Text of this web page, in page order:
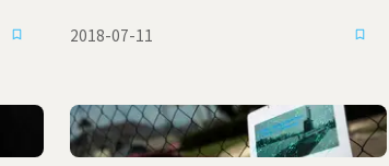
2018-07-11